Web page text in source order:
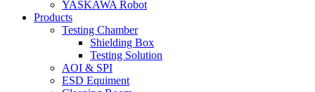
YASKAWA Robot
Products
Testing Chamber
Shielding Box
Testing Solution
AOI & SPI
ESD Equiment